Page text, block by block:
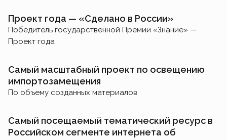
Проект года — «Сделано в России»
Победитель государственной Премии «Знание» —
Проект года
Самый масштабный проект по освещению
импортозамещения
По объему созданных материалов
Самый посещаемый тематический ресурс в
Российском сегменте интернета об